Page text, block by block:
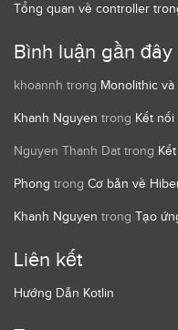
Tổng quan về controller
Bình luận gần đây
khoannh trong Monolithic
Khanh Nguyen trong Kết
Nguyen Thanh Dat trong
Phong trong Cơ bản về
Khanh Nguyen trong Tạo
Liên kết
Hướng Dẫn Kotlin